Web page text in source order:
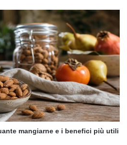
mangiarne e i benefici più utili